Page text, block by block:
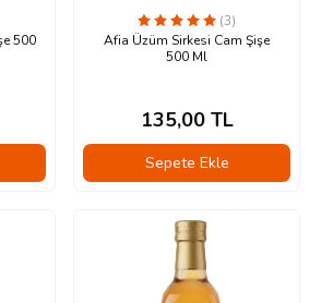
500
(3)
Afia Üzüm Sirkesi Cam Şişe
500 Ml
135,00TL
Sepete Ekle